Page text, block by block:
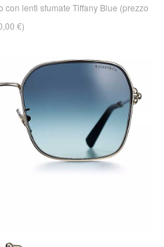
lenti sfumate Tiffany Blue (prezzo
€)